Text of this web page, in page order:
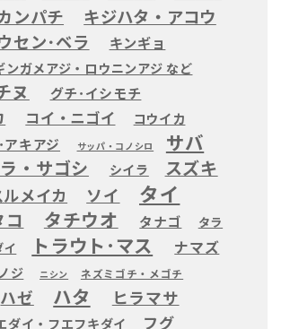
ンパチ キジハタ・アコウ
セン･ベラ キンギョ
ンガメアジ・ロウニンアジ など
ヌ グチ･イシモチ
コイ・ニゴイ コウイカ
アキアジ サッパ・コノシロ サバ
・サゴシ シイラ スズキ
ルメイカ ソイ タイ
コ タチウオ タナゴ
タラ
イ
トラウト･マス ナマズ
ジ ニシン ネズミゴチ・メゴチ
ハゼ ハタ ヒラマサ
ダイ・フエフキダイ フグ